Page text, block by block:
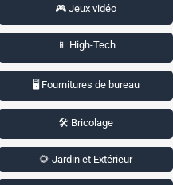
🎮 Jeux vidéo
📱 High-Tech
🖥️ Fournitures de bureau
🛠️ Bricolage
🌻 Jardin et Extérieur